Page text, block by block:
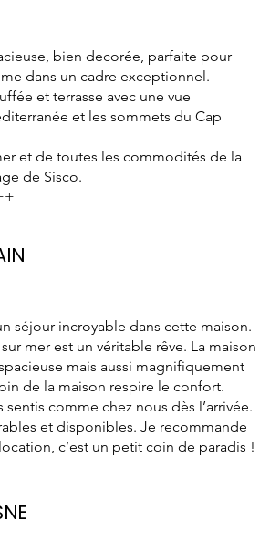
bien decorée, parfaite pour
dans un cadre exceptionnel.
et terrasse avec une vue
et les sommets du Cap
et de toutes les commodités de la
de Sisco.
séjour incroyable dans cette maison.
mer est un véritable rêve. La maison
mais aussi magnifiquement
de la maison respire le confort.
comme chez nous dès l’arrivée.
et disponibles. Je recommande
c’est un petit coin de paradis !